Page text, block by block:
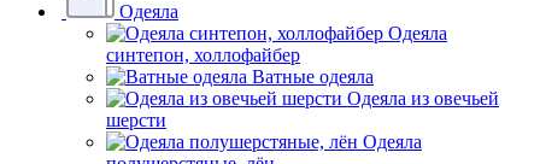
Одеяла
Одеяла
синтепон, холлофайбер
Ватные одеяла
Одеяла из овечьей
шерсти
Одеяла